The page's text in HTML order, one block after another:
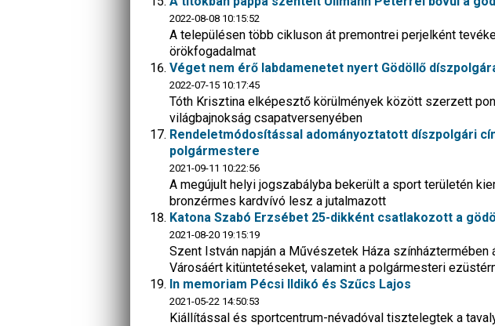
2022-08-08 10:15:52
A településen több cikluson át premontrei perjelként
örökfogadalmat
Véget nem érő labdamenetet nyert Gödöllő
2022-07-15 10:17:45
Tóth Krisztina elképesztő körülmények között szerzett
világbajnokság csapatversenyében
Rendeletmódosítással adományoztatott díszpolgári
polgármestere
2021-09-11 10:22:56
A megújult helyi jogszabályba bekerült a sport területén
bronzérmes kardvívó lesz a jutalmazott
Katona Szabó Erzsébet 25-dikként csatlakozott a
2021-08-20 19:15:19
Szent István napján a Művészetek Háza színháztermében
Városáért kitüntetéseket, valamint a polgármesteri
In memoriam Pécsi Ildikó és Szűcs Lajos
2021-05-22 14:50:53
Kiállítással és sportcentrum-névadóval tisztelegtek a